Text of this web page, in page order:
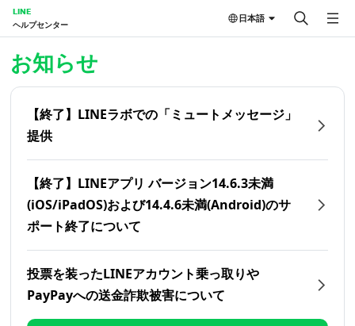
LINE
ヘルプセンター
日本語
お知らせ
【終了】LINEラボでの「ミュートメッセージ」
提供
【終了】LINEアプリ バージョン14.6.3未満
(iOS/iPadOS)および14.4.6未満(Android)のサ
ポート終了について
投票を装ったLINEアカウント乗っ取りや
PayPayへの送金詐欺被害について